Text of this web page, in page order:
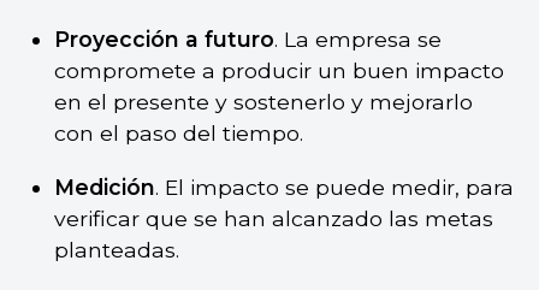
Proyección a futuro. La empresa se
compromete a producir un buen impacto
en el presente y sostenerlo y mejorarlo
con el paso del tiempo.
Medición. El impacto se puede medir, para
verificar que se han alcanzado las metas
planteadas.